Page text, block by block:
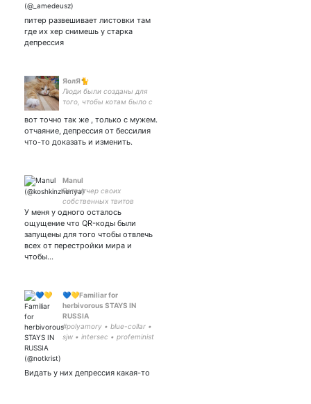
5336 6901 3364 6762 на
читают комиксы и любят
мертвых людей здоровый
сероволк с
питер развешивает листовки там
где их хер снимешь у старка
депрессия
ЯолЯ🐈
Люди были созданы для
того, чтобы котам было с
вот точно так же , только с мужем.
отчаяние, депрессия от бессилия
что-то доказать и изменить.
Manul
Ретвитчер своих
собственных твитов
У меня у одного осталось
ощущение что QR-коды были
запущены для того чтобы отвлечь
всех от перестройки мира и
чтобы…
💙💛Familiar for
herbivorous STAYS IN
RUSSIA
#polyamory • blue-collar •
sjw • intersec • profeminist
sex positivity
Видать у них депрессия какая-то